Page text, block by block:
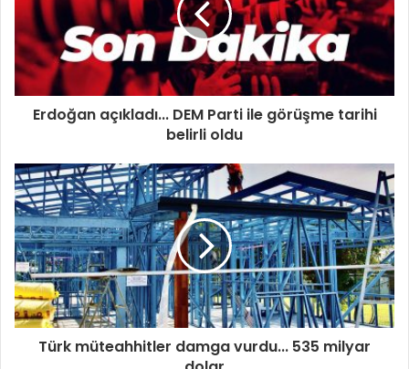
Erdoğan açıkladı... DEM Parti ile görüşme tarihi
belirli oldu
Türk müteahhitler damga vurdu... 535 milyar